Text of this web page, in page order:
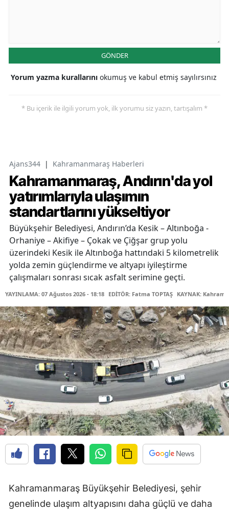
GÖNDER
Yorum yazma kurallarını okumuş ve kabul etmiş sayılırsınız
* Bu içerik ile ilgili yorum yok, ilk yorumu siz yazın, tartışalım *
Ajans344 | Kahramanmaraş Haberleri
Kahramanmaraş, Andırın'da yol
yatırımlarıyla ulaşımın
standartlarını yükseltiyor
Büyükşehir Belediyesi, Andırın’da Kesik – Altınboğa -
Orhaniye – Akifiye – Çokak ve Çiğşar grup yolu
üzerindeki Kesik ile Altınboğa hattındaki 5 kilometrelik
yolda zemin güçlendirme ve altyapı iyileştirme
çalışmaları sonrası sıcak asfalt serimine geçti.
YAYINLAMA: 07 Ağustos 2026 - 18:18 EDİTÖR: Fatma TOPTAŞ KAYNAK:
Kahramanmaraş Büyükşehir Belediyesi, şehir
genelinde ulaşım altyapısını daha güçlü ve daha